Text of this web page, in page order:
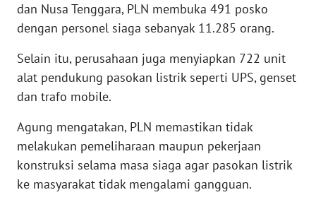
dan Nusa Tenggara, PLN membuka 491 posko
dengan personel siaga sebanyak 11.285 orang.
Selain itu, perusahaan juga menyiapkan 722 unit
alat pendukung pasokan listrik seperti UPS, genset
dan trafo mobile.
Agung mengatakan, PLN memastikan tidak
melakukan pemeliharaan maupun pekerjaan
konstruksi selama masa siaga agar pasokan listrik
ke masyarakat tidak mengalami gangguan.
WN
SULTENG
WN
SULBAR
BABEL
WN
SUMBAR